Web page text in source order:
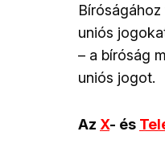
uniós
– a bíróság
uniós jogot.
Az X- és